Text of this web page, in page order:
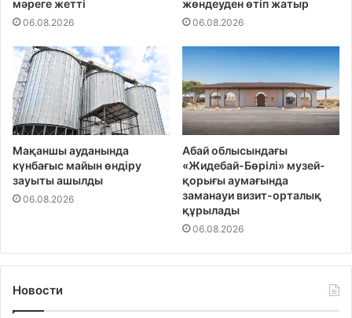
мәреге жетті
06.08.2026
жөндеуден өтіп жатыр
06.08.2026
Мақаншы ауданында
күнбағыс майын өндіру
зауыты ашылды
06.08.2026
Абай облысындағы
«Жидебай-Бөрілі» музей-
қорығы аумағында
заманауи визит-орталық
құрылады
06.08.2026
Новости